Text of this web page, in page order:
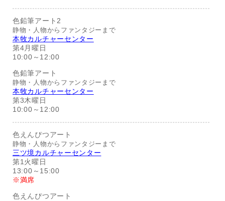
色鉛筆アート2
静物・人物からファンタジーまで
本牧カルチャーセンター
第4月曜日
10:00～12:00
色鉛筆アート
静物・人物からファンタジーまで
本牧カルチャーセンター
第3木曜日
10:00～12:00
色えんぴつアート
静物・人物からファンタジーまで
三ツ境カルチャーセンター
第1火曜日
13:00～15:00
※満席
色えんぴつアート